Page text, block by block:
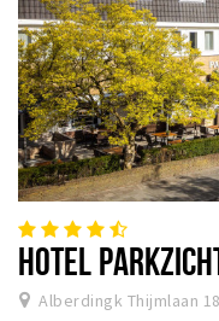
HOTEL
Alberdingk Thijmlaan